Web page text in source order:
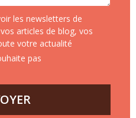
les newsletters de
articles de blog, vos
votre actualité
pas